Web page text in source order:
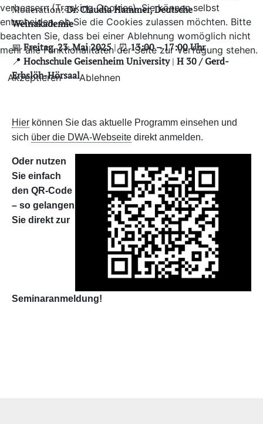
Moderation:Dr. Claudia Hammer, Deutsche
Weinakademie
📅Freitag, 23. Mai 2025| ⏰13:00 – 17:00 Uhr
📍 Hochschule Geisenheim University| H 30 / Gerd-
Erbslöh-Hörsaal
Hier können Sie das aktuelle Programm einsehen und
sich über die DWA-Webseite direkt anmelden.
Oder nutzen
Sie einfach
den QR-Code
– so gelangen
Sie direkt zur
Seminaranmeldung!
verbessern (Tracking Cookies). Sie können selbst
entscheiden, ob Sie die Cookies zulassen möchten. Bitte
beachten Sie, dass bei einer Ablehnung womöglich nicht
mehr alle Funktionalitäten der Seite zur Verfügung stehen.
Akzeptieren Ablehnen